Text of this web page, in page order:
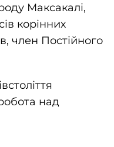
Максакалі,
корінних
член Постійного
над